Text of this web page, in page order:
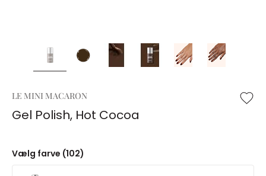
LE MINI MACARON
Gel Polish, Hot Cocoa
Vælg farve (102)